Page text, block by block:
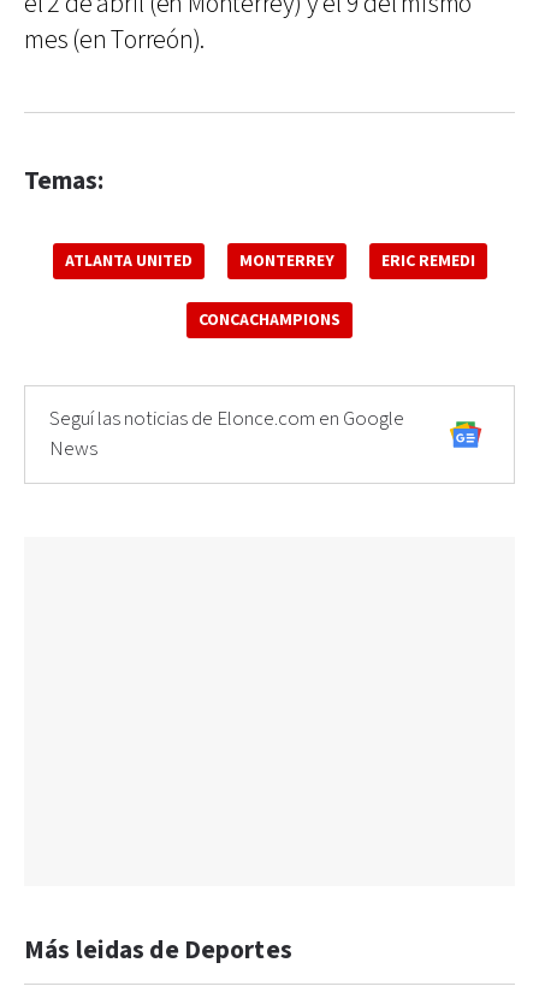
mes (en Torreón).
Temas:
ATLANTA UNITED MONTERREY ERIC REMEDI
CONCACHAMPIONS
Seguí las noticias de Elonce.com en Google
News
Más leidas de Deportes